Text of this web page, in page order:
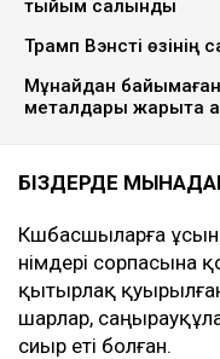
тыйым салынды
Трамп Вэнсті өзінің
Мұнайдан
металдары жарыта
БІЗДЕРДЕ
Көшбасшыларға
өнімдері сорпасына
қытырлақ
шарлар,
сиыр еті болған.